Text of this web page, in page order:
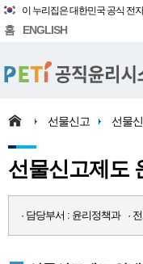
이 누리집은 대한민국 공식 전
홈 ENGLISH
선물신고 선물
선물신고제도
· 담당부서 : 윤리정책과 · 전